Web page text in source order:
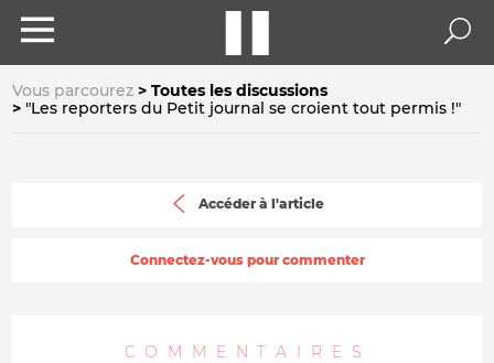
Vous parcourez
Toutes les discussions
"Les reporters du Petit journal se croient tout permis !"
Accéder à l'article
Connectez-vous pour commenter
COMMENTAIRES